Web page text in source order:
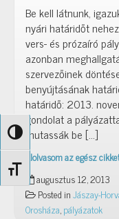
Nagy kontraszt váltása
Betűméret váltása
Be kell látnunk,
nyári határidőt
vers- és prózaíró
azonban
szervezőinek
benyújtásának
határidő: 2013.
gondolat a
mutassák be […]
Elolvasom az egész
Vers-
és
prózaíró
augusztus 12, 2013
Posted inJászay-
Orosháza,pályázatok